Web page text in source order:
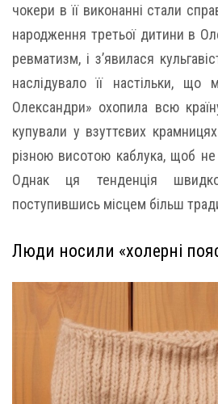
чокери в її виконанні стали
народження третьої дитини в
ревматизм, і з’явилася
наслідувало її настільки, що
Олександри» охопила всю
купували у взуттєвих
різною висотою каблука, щоб не
Однак ця тенденція
поступившись місцем більш
Люди носили «холерні